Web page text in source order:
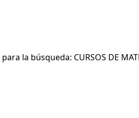
la búsqueda: CURSOS DE